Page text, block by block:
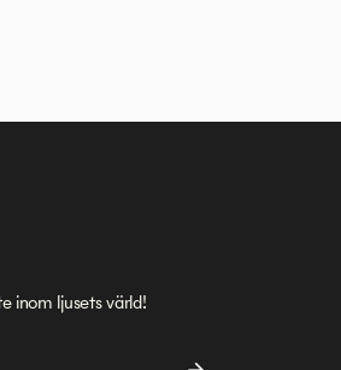
inom ljusets värld!